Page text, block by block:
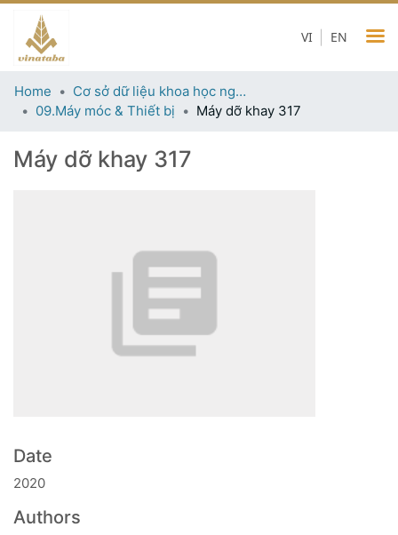
EN
VI
Home
Cơ sở dữ liệu khoa học ngành thuốc lá
09.Máy móc & Thiết bị
Máy dỡ khay 317
Máy dỡ khay 317
Date
2020
Authors